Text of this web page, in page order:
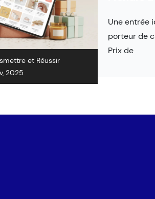
et Réussir
2025
Une entrée
porteur de
Prix ​​de